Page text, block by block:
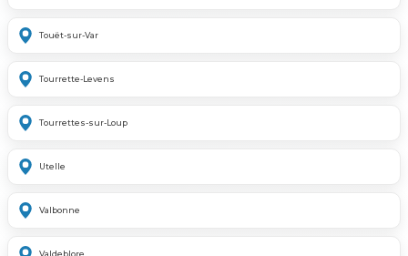
Touët-sur-Var
Tourrette-Levens
Tourrettes-sur-Loup
Utelle
Valbonne
Valdeblore